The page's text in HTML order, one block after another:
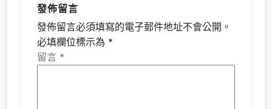
發佈留言
發佈留言必須填寫的電子郵件地址不會公開。
必填欄位標示為 *
留言 *